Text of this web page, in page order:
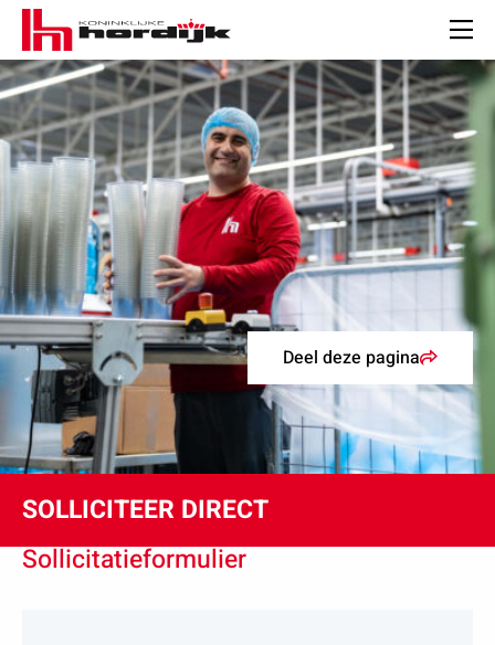
Koninklijke
Hordijk
SOLLICITEER DIRECT
Deel deze pagina
Sollicitatieformulier